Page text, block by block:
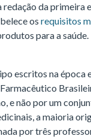
da primeira
os requisitos
para a saúde.
escritos na época
e não por um
a maioria
por três